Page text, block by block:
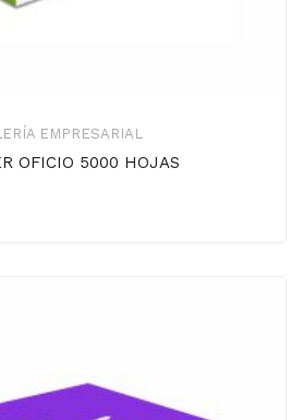
EMPRESARIAL
OFICIO 5000 HOJAS